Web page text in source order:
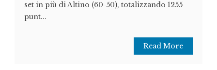
set in più di Altino (60-50), totalizzando 1255
punt...
Read More